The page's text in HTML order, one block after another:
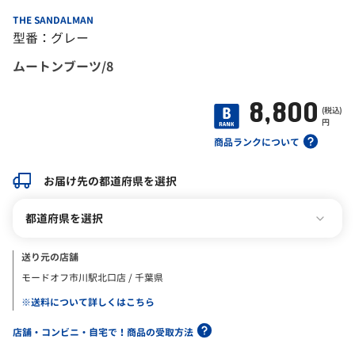
THE SANDALMAN
型番：グレー
ムートンブーツ/8
商品ランクについて
8,800 (税込)
円
お届け先の都道府県を選択
都道府県を選択
送り元の店舗
モードオフ市川駅北口店 / 千葉県
※送料について詳しくはこちら
店舗・コンビニ・自宅で！商品の受取方法